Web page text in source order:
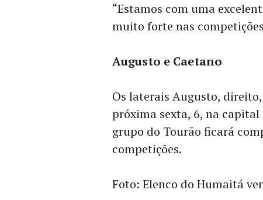
“Estamos com uma
muito forte nas
Augusto e Caetano
Os laterais Augusto,
próxima sexta, 6, na capital
grupo do Tourão ficará
competições.
Foto: Elenco do Humaitá